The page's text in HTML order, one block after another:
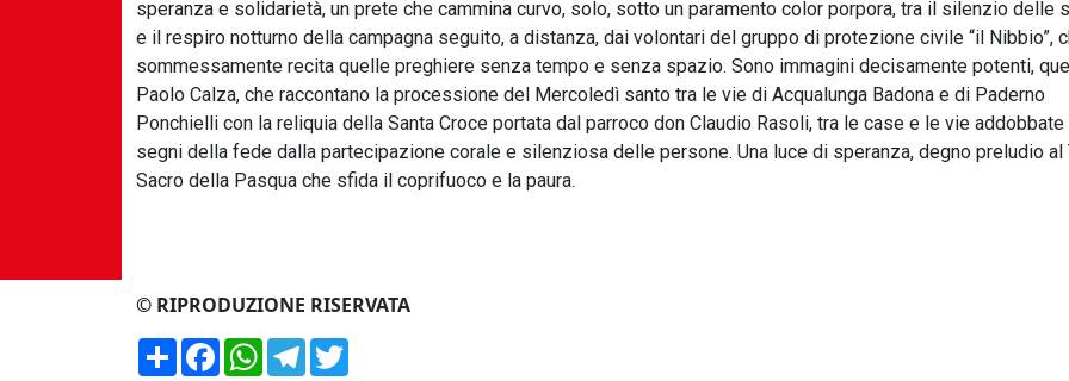
speranza e solidarietà, un prete che cammina curvo, solo, sotto un paramento color porpora, tra il silenzio delle
e il respiro notturno della campagna seguito, a distanza, dai volontari del gruppo di protezione civile “il Nibbio”,
sommessamente recita quelle preghiere senza tempo e senza spazio. Sono immagini decisamente potenti,
Paolo Calza, che raccontano la processione del Mercoledì santo tra le vie di Acqualunga Badona e di Paderno
Ponchielli con la reliquia della Santa Croce portata dal parroco don Claudio Rasoli, tra le case e le vie addobbate
segni della fede dalla partecipazione corale e silenziosa delle persone. Una luce di speranza, degno preludio al
Sacro della Pasqua che sfida il coprifuoco e la paura.
© RIPRODUZIONE RISERVATA
CondividiFacebookWhatsApp
Telegram